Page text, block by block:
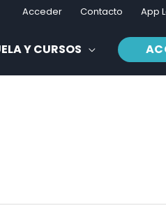
Acceder Contacto App
Y CURSOS